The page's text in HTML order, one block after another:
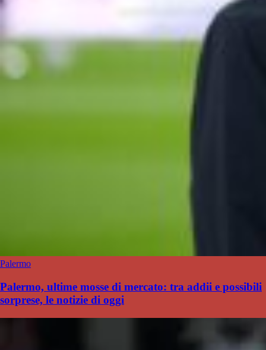
Palermo
Palermo, ultime mosse di mercato: tra addii e possibili
sorprese, le notizie di oggi